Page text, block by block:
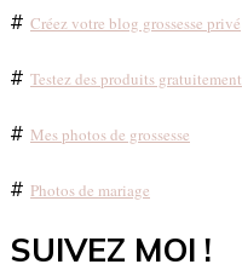
# Créez votre blog grossesse privé
# Testez des produits gratuitement
# Mes photos de grossesse
# Photos de mariage
SUIVEZ MOI !